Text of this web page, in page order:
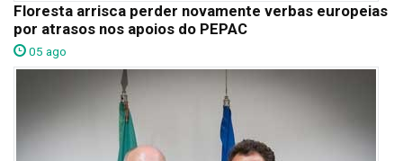
Floresta arrisca perder novamente verbas europeias
por atrasos nos apoios do PEPAC
05 ago